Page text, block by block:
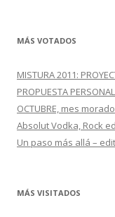
MÁS VOTADOS
MISTURA 2011:
PROPUESTA
OCTUBRE, mes morado
Absolut Vodka, Rock
Un paso más allá –
MÁS VISITADOS